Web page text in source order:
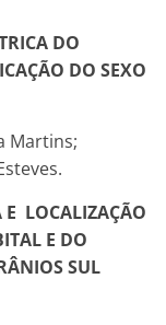
DO
DO SEXO
Martins;
E LOCALIZAÇÃO
E DO
SUL